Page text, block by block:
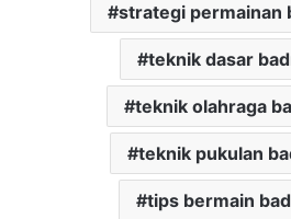
strategi permainan
teknik dasar
teknik olahraga
teknik pukulan
tips bermain